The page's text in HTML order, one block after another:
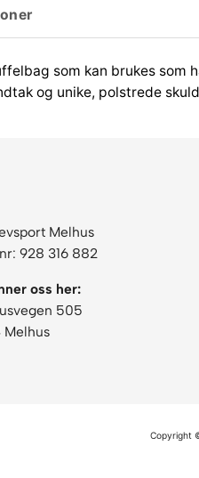
som kan brukes
og unike, polstrede
Melhus
928 316 882
oss her:
505
Melhus
Copyright